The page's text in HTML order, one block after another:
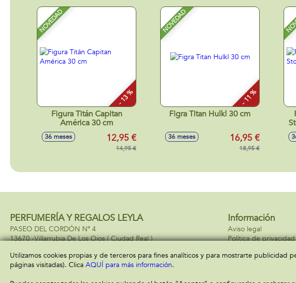
NOVEDAD
- 13 %
Figura Titán Capitan
América 30 cm
36 meses 12,95 €
14,95 €
NOVEDAD
- 11 %
Figra Titan Hulkl 30 cm
36 meses 16,95 €
18,95 €
PERFUMERÍA Y REGALOS LEYLA
PASEO DEL CORDÓN Nº 4
13670 -Villarrubia De Los Ojos( Ciudad Real )
Información
Aviso legal
Política de privacidad
Utilizamos cookies propias y de terceros para fines analíticos y para mostrarte
páginas visitadas). Clica AQUÍ para más información.